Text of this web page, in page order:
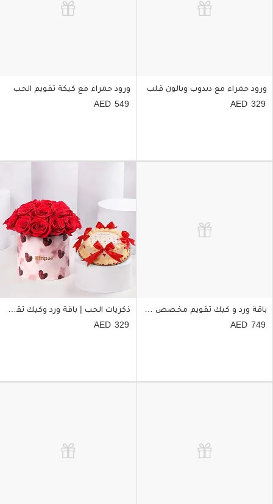
ورود حمراء مع دبدوب وبالون قلب
329
ورود حمراء مع كيكة تقويم الحب
549
باقة ورد و كيك تقويم مخصص حب العمر
749
ذكريات الحب | باقة ورد وكيك تقويم مخصص
329